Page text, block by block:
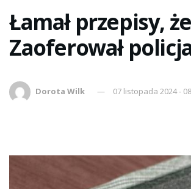
Łamał przepisy,
Zaoferował
Dorota Wilk 07 listopada 2024 -